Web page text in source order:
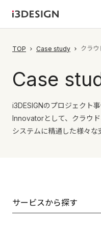
TOP Case study クラウ
Case
i3DESIGNのプロジェクト
Innovatorとして、クラウ
システムに精通した様々な
サービスから探す